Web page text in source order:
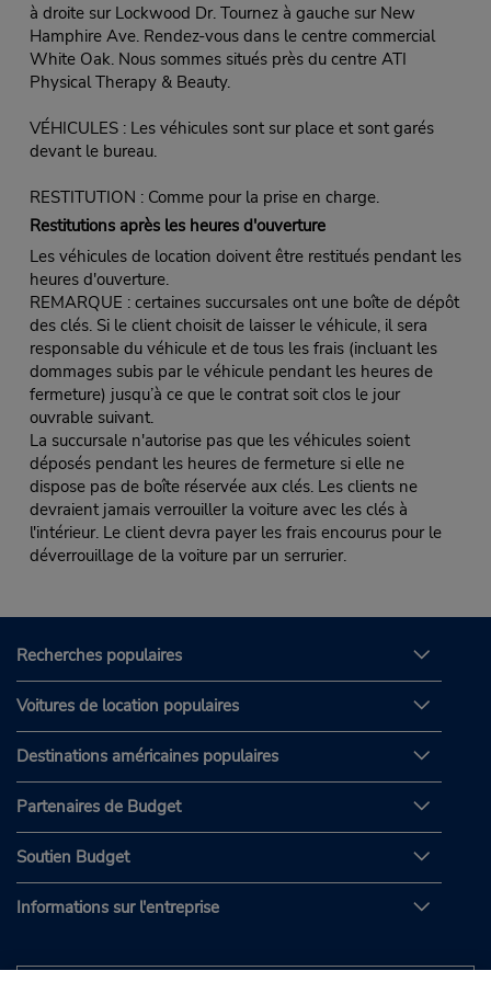
à droite sur Lockwood Dr. Tournez à gauche sur New
Hamphire Ave. Rendez-vous dans le centre commercial
White Oak. Nous sommes situés près du centre ATI
Physical Therapy & Beauty.
VÉHICULES : Les véhicules sont sur place et sont garés
devant le bureau.
RESTITUTION : Comme pour la prise en charge.
Restitutions après les heures d'ouverture
Les véhicules de location doivent être restitués pendant les
heures d'ouverture.
REMARQUE : certaines succursales ont une boîte de dépôt
des clés. Si le client choisit de laisser le véhicule, il sera
responsable du véhicule et de tous les frais (incluant les
dommages subis par le véhicule pendant les heures de
fermeture) jusqu’à ce que le contrat soit clos le jour
ouvrable suivant.
La succursale n'autorise pas que les véhicules soient
déposés pendant les heures de fermeture si elle ne
dispose pas de boîte réservée aux clés. Les clients ne
devraient jamais verrouiller la voiture avec les clés à
l'intérieur. Le client devra payer les frais encourus pour le
déverrouillage de la voiture par un serrurier.
Recherches populaires
Voitures de location populaires
Destinations américaines populaires
Partenaires de Budget
Soutien Budget
Informations sur l'entreprise